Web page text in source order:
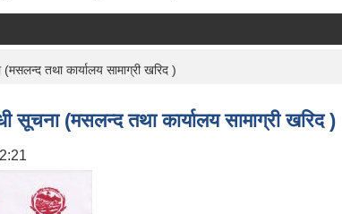
तथा कार्यालय सामाग्री खरिद )
सूचना (मसलन्द तथा कार्यालय सामाग्री खरिद )